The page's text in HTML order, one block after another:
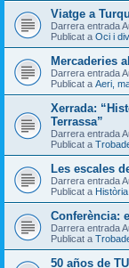
Viatge a
Darrera entrada
Publicat a Oci i
Mercaderies
Darrera entrada
Publicat a Aeri,
Xerrada:
Terrassa”
Darrera entrada
Publicat a
Les escales
Darrera entrada
Publicat a
Conferència:
Darrera entrada
Publicat a
50 años de